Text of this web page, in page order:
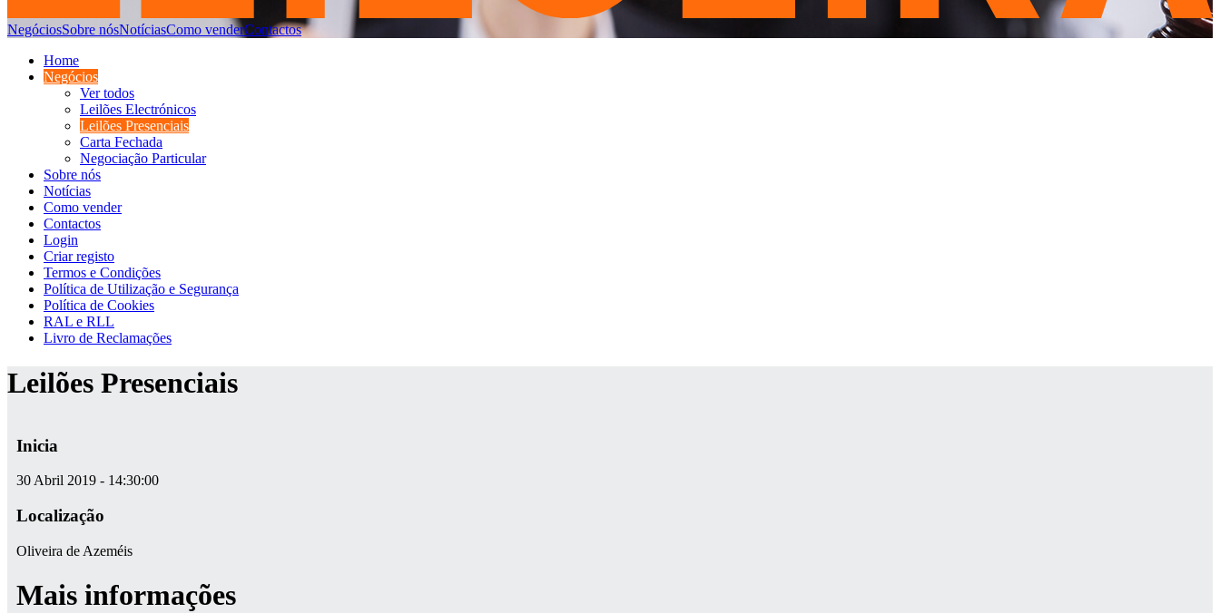
NegóciosSobre nósNotíciasComo venderContactos
Home
Negócios
Ver todos
Leilões Electrónicos
Leilões Presenciais
Carta Fechada
Negociação Particular
Sobre nós
Notícias
Como vender
Contactos
Login
Criar registo
Termos e Condições
Política de Utilização e Segurança
Política de Cookies
RAL e RLL
Livro de Reclamações
Leilões Presenciais
Inicia
30 Abril 2019 - 14:30:00
Localização
Oliveira de Azeméis
Mais informações